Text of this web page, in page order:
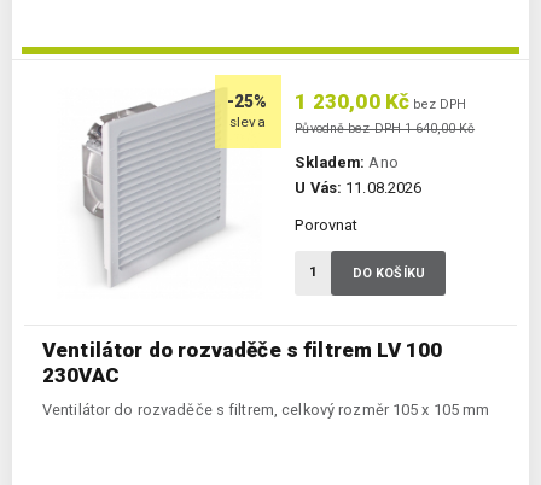
-25%
sleva
Ventilátor do rozvaděče s filtrem LV 100
230VAC
Ventilátor do rozvaděče s filtrem, celkový rozměr 105 x 105 mm
1 230,00 Kč bez DPH
Původně bez DPH 1 640,00 Kč
Skladem: Ano
U Vás: 11.08.2026
Porovnat
DO KOŠÍKU